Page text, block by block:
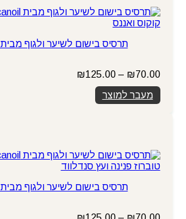
תרסיס בישום לשיער ולגוף מבית Moroccanoil
₪70.00
–
₪125.00
מעבר למוצר
תרסיס בישום לשיער ולגוף מבית Moroccanoil